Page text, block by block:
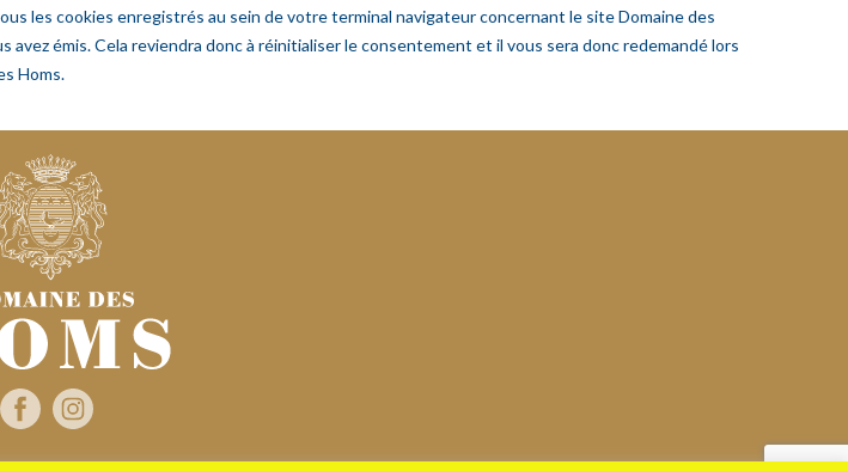
les cookies enregistrés au sein de votre terminal navigateur concernant le site Domaine des
émis. Cela reviendra donc à réinitialiser le consentement et il vous sera donc redemandé lors
Homs.